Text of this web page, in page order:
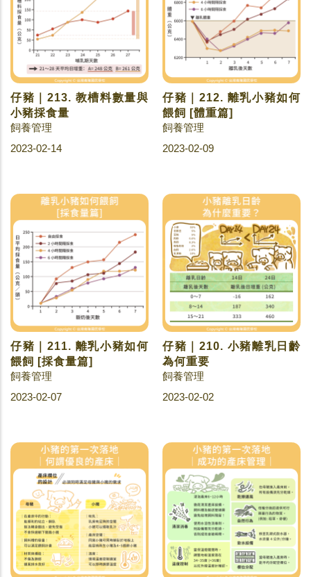
仔豬｜213. 教槽料數量與
小豬採食量
飼養管理
2023-02-14
仔豬｜212. 離乳小豬如何
餵飼 [體重篇]
飼養管理
2023-02-09
仔豬｜211. 離乳小豬如何
餵飼 [採食量篇]
飼養管理
2023-02-07
仔豬｜210. 小豬離乳日齡
為何重要
飼養管理
2023-02-02